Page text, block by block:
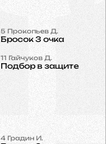
5 Прокопьев Д.
Бросок 3 очка
11 Гайчуков Д.
Подбор в защите
4Градин И.